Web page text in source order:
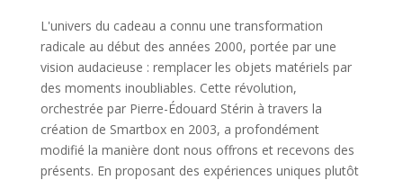
L'univers du cadeau a connu une transformation
radicale au début des années 2000, portée par une
vision audacieuse : remplacer les objets matériels par
des moments inoubliables. Cette révolution,
orchestrée par Pierre-Édouard Stérin à travers la
création de Smartbox en 2003, a profondément
modifié la manière dont nous offrons et recevons des
présents. En proposant des expériences uniques plutôt